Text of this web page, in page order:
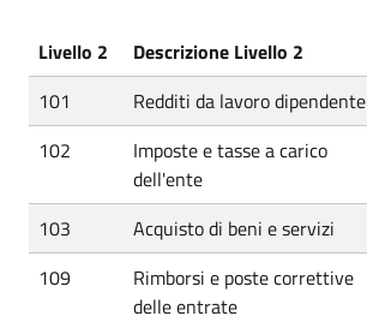
Livello 2 Descrizione Livello 2
101
Redditi da lavoro dipendente
102
Imposte e tasse a carico
dell'ente
103 Acquisto di beni e servizi
109
Rimborsi e poste correttive
delle entrate